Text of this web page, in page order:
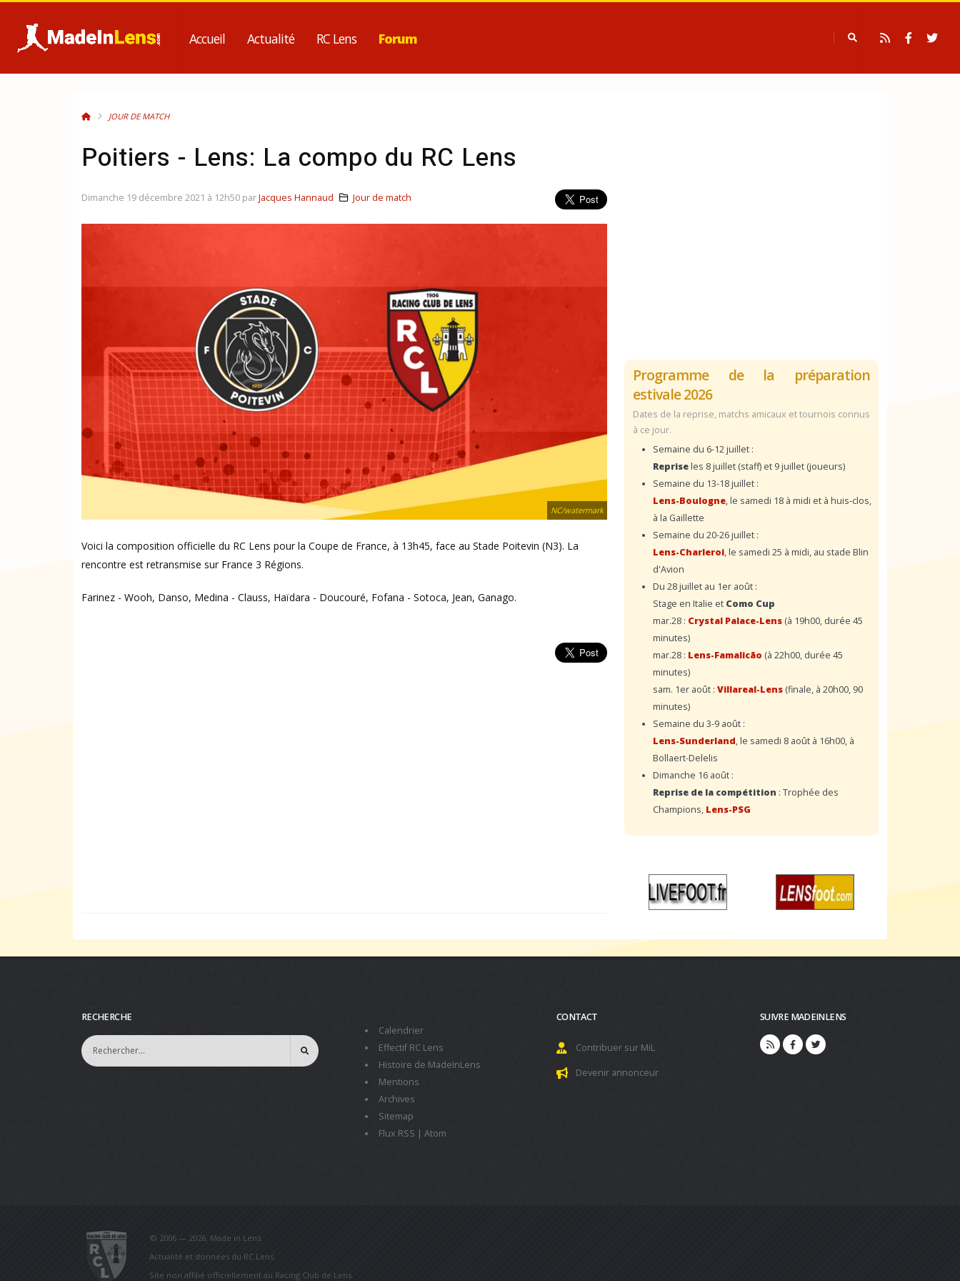
Accueil Actualité RC Lens Forum
JOUR DE MATCH
Poitiers - Lens: La compo du RC Lens
NC/watermark
Voici la composition officielle du RC Lens pour la Coupe de France, à 13h45, face au Stade Poitevin (N3). La
rencontre est retransmise sur France 3 Régions.
Farinez - Wooh, Danso, Medina - Clauss, Haïdara - Doucouré, Fofana - Sotoca, Jean, Ganago.
Dimanche 19 décembre 2021 à 12h50 parJacques Hannaud Jour de match
Programme de la préparation
estivale 2026
Dates de la reprise, matchs amicaux et tournois connus
à ce jour.
Semaine du 6-12 juillet :
Repriseles 8 juillet (staff) et 9 juillet (joueurs)
Semaine du 13-18 juillet :
Lens-Boulogne, le samedi 18 à midi et à huis-clos,
à la Gaillette
Semaine du 20-26 juillet :
Lens-Charleroi, le samedi 25 à midi, au stade Blin
d'Avion
Du 28 juillet au 1er août :
Stage en Italie et Como Cup
mar.28 : Crystal Palace-Lens (à 19h00, durée 45
minutes)
mar.28 : Lens-Famalicão (à 22h00, durée 45
minutes)
sam. 1er août : Villareal-Lens (finale, à 20h00, 90
minutes)
Semaine du 3-9 août :
Lens-Sunderland, le samedi 8 août à 16h00, à
Bollaert-Delelis
Dimanche 16 août :
Reprise de la compétition : Trophée des
Champions, Lens-PSG
RECHERCHE
Calendrier
Effectif RC Lens
Histoire de MadeInLens
Mentions
Archives
Sitemap
Flux RSS | Atom
CONTACT
Contribuer sur MiL
Devenir annonceur
SUIVRE MADEINLENS
© 2006 — 2026. Made in Lens.
Actualité et données du RC Lens.
Site non affilié officiellement au Racing Club de Lens.